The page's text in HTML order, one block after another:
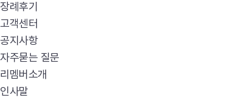
장례후기
고객센터
공지사항
자주묻는 질문
리멤버소개
인사말